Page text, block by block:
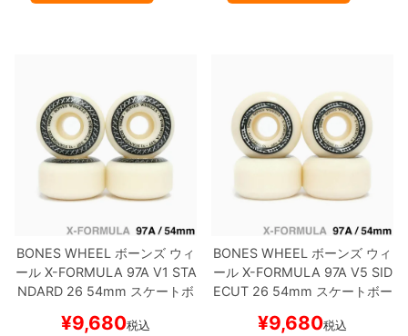
BONES WHEEL ボーンズ ウィ
ールX-FORMULA 97A V1 STA
NDARD 26 54mm スケートボ
¥9,680税込
BONES WHEEL ボーンズ ウィ
ールX-FORMULA 97A V5 SID
ECUT 26 54mm スケートボー
¥9,680税込